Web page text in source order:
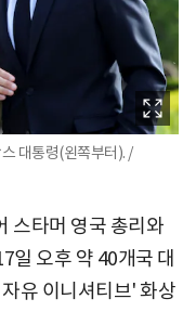
대통령(왼쪽부터). /
스타머 영국 총리와
일 오후 약 40개국 대
유 이니셔티브' 화상